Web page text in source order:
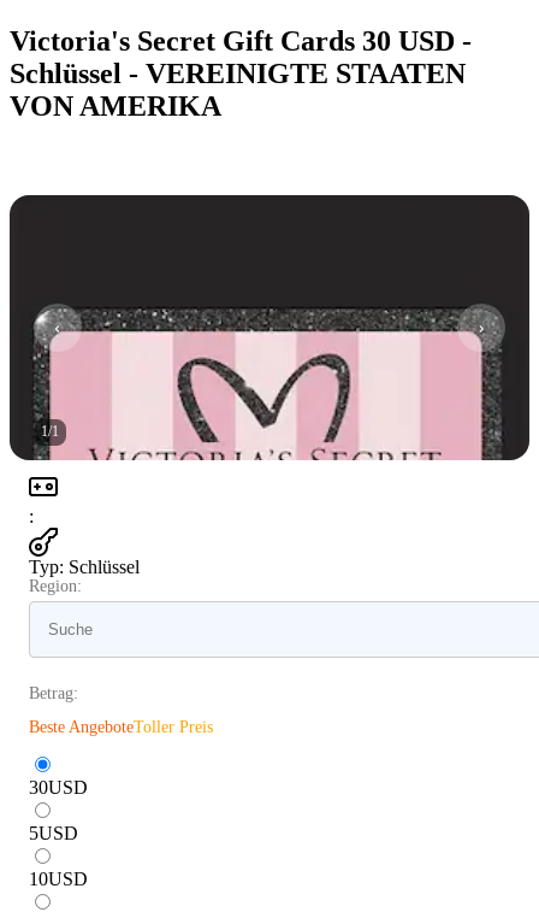
Victoria's Secret Gift Cards 30 USD -
Schlüssel - VEREINIGTE STAATEN
VON AMERIKA
1/1
:
Typ: Schlüssel
Region:
Betrag:
Beste AngeboteToller Preis
30USD
5USD
10USD